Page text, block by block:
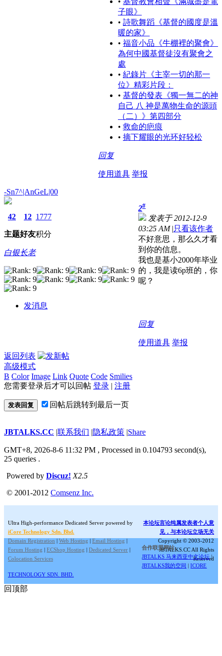
子眼》
• 詩歌舞蹈《基督的國度是溫
暖的家》
• 福音小品《牛棚裡的聚會》
為何中國基督徒沒有聚會之
處
• 紀​​錄片《主宰一切的那一
位》精彩片段：
• 基督的發表《獨一無二的神
自己 八 神是萬物生命的源頭
（二）》第四部分
• 救命的疤痕
• 摘下耀眼的光环好轻松
回复
使用道具 举报
-Sn7^|AnGeL|00
42
主题
12
好友
1777
积分
白银长老
发消息
2#
发表于 2012-12-9
03:25 AM |只看该作者
不好意思，那么久才看
到你的信息。
我也是基小2000年毕业
的，我是读6p班的，你
呢？
回复
使用道具 举报
返回列表
高级模式
B Color Image Link Quote Code Smilies
您需要登录后才可以回帖 登录 | 注册
发表回复 回帖后跳转到最后一页
JBTALKS.CC |联系我们 |隐私政策 |Share
GMT+8, 2026-8-6 11:32 PM , Processed in 0.104793 second(s),
25 queries .
Powered by Discuz! X2.5
© 2001-2012 Comsenz Inc.
Ultra High-performance Dedicated Server powered by
iCore Technology Sdn. Bhd.
Domain Registration | Web Hosting | Email Hosting |
Forum Hosting | ECShop Hosting | Dedicated Server |
Colocation Services
本论坛言论纯属发表者个人意
见，与本论坛立场无关
Copyright © 2003-2012
JBTALKS.CC All Rights
Reserved
合作联盟网站:
JBTALKS 马来西亚中文论坛 |
JBTALKS我的空间 |ICORE
TECHNOLOGY SDN. BHD.
回顶部